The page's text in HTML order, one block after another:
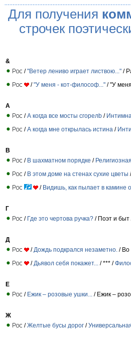
Для получения
строчек
&
/"Ветер лениво играет листвою..." /
/"У меня - кот-философ..." / "У
А
/А когда все мосты сгорелb /
/А когда мне открылась истина /
В
/ В шахматном порядке /
/ В этом доме на стенах сухие цветы
/ Видишь, как пылает в камине
Г
/ Где это чертова ручка? / Поэт и быт
Д
/ Дождь подкрался незаметно. / Во
/ Дьявол себя покажет... / *** /
Е
/ Ежик – розовые ушки... / Ежик –
Ж
/Желтые бусы дорог /